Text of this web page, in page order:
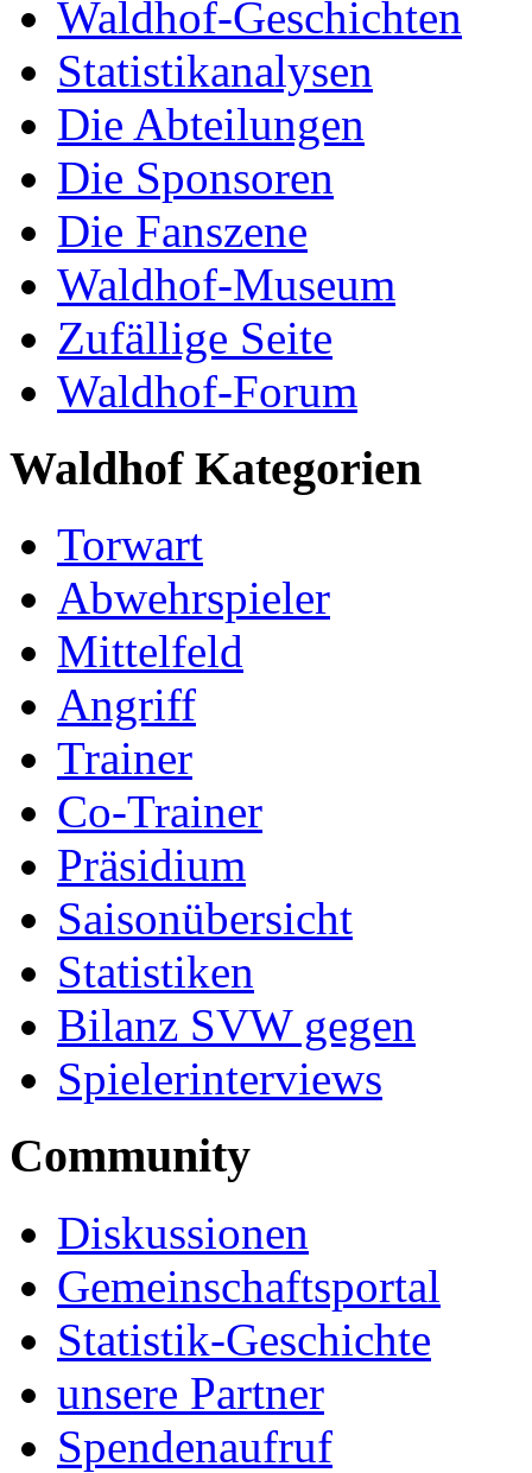
Waldhof-Geschichten
Statistikanalysen
Die Abteilungen
Die Sponsoren
Die Fanszene
Waldhof-Museum
Zufällige Seite
Waldhof-Forum
Waldhof Kategorien
Torwart
Abwehrspieler
Mittelfeld
Angriff
Trainer
Co-Trainer
Präsidium
Saisonübersicht
Statistiken
Bilanz SVW gegen
Spielerinterviews
Community
Diskussionen
Gemeinschaftsportal
Statistik-Geschichte
unsere Partner
Spendenaufruf